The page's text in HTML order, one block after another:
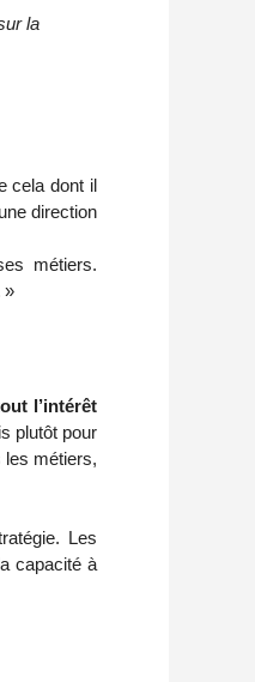
la
cela dont il
direction
métiers.
»
l’intérêt
plutôt pour
les métiers,
Les
capacité à